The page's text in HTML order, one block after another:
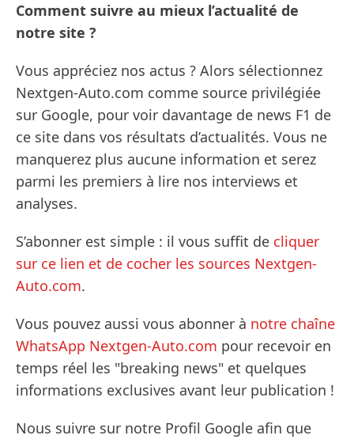
Comment suivre au mieux l’actualité de
notre site ?
Vous appréciez nos actus ? Alors sélectionnez
Nextgen-Auto.com comme source privilégiée
sur Google, pour voir davantage de news F1 de
ce site dans vos résultats d’actualités. Vous ne
manquerez plus aucune information et serez
parmi les premiers à lire nos interviews et
analyses.
S’abonner est simple : il vous suffit de cliquer
sur ce lien et de cocher les sources Nextgen-
Auto.com.
Vous pouvez aussi vous abonner à notre chaîne
WhatsApp Nextgen-Auto.com pour recevoir en
temps réel les "breaking news" et quelques
informations exclusives avant leur publication !
Nous suivre sur notre Profil Google afin que